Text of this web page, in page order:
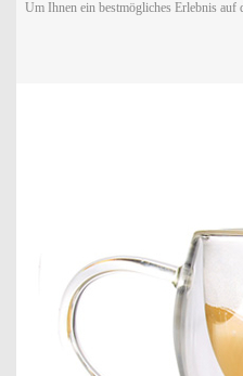
Um Ihnen ein bestmögliches Erlebnis